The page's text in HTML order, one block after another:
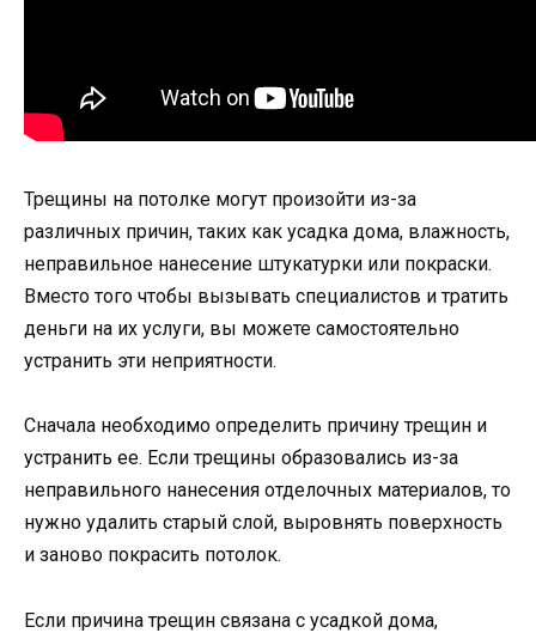
Трещины на потолке могут произойти из-за
различных причин, таких как усадка дома, влажность,
неправильное нанесение штукатурки или покраски.
Вместо того чтобы вызывать специалистов и тратить
деньги на их услуги, вы можете самостоятельно
устранить эти неприятности.
Сначала необходимо определить причину трещин и
устранить ее. Если трещины образовались из-за
неправильного нанесения отделочных материалов, то
нужно удалить старый слой, выровнять поверхность
и заново покрасить потолок.
Если причина трещин связана с усадкой дома,